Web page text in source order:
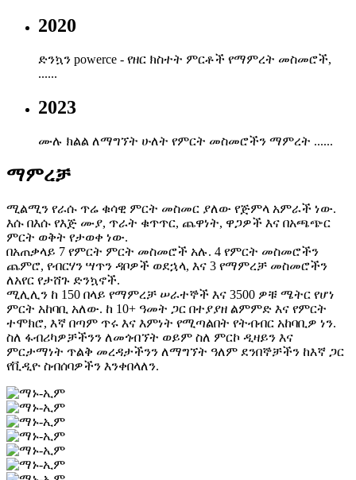
2020
ድንኳን powerce - የዘር ክስተት ምርቶች የማምረት መስመሮች,
......
2023
ሙሉ ክልል ለማግኘት ሁለት የምርት መስመሮችን ማምረት ......
ማምረቻ
ሚልሚን የራሱ ጥሬ ቁሳዊ ምርት መስመር ያለው የጅምላ አምራች ነው.
እሱ በእሱ የእጅ ሙያ, ጥራት ቁጥጥር, ጨዋነት, ዋጋዎች እና በአጫጭር
ምርት ወቅት የታወቀ ነው.
በአጠቃላይ 7 የምርት ምርት መስመሮች አሉ. 4 የምርት መስመሮችን
ጨምሮ, የብርሃን ሣጥን ዳቦዎች ወደኋላ, እና 3 የማምረቻ መስመሮችን
ለአየር የታሸጉ ድንኳኖች.
ሚሊሊን ከ 150 በላይ የማምረቻ ሠራተኞች እና 3500 ዎቹ ሜትር የሆነ
ምርት አከባቢ አለው. ከ 10+ ዓመት ጋር በተያያዘ ልምምድ እና የምርት
ተሞክሮ, እኛ በጣም ጥሩ እና እምነት የሚጣልበት የትብብር አከባቢዎ ነን.
ስለ ፋብሪካዎቻችንን ለመጎብኘት ወይም ስለ ምርኮ ዲዛይን እና
ምርታማነት ጥልቅ መረዳታችንን ለማግኘት ዓለም ደንበኞቻችን ከእኛ ጋር
የቪዲዮ ስብሰባዎችን እንቀበላለን.